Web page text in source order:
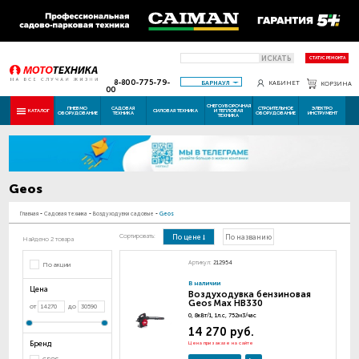
ИСКАТЬ СТАТУС РЕМОНТА
8-800-775-79-
00
БАРНАУЛ КАБИНЕТ КОРЗИНА
КАТАЛОГ ПНЕВМО
ОБОРУДОВАНИЕ
САДОВАЯ
ТЕХНИКА СИЛОВАЯ ТЕХНИКА
СНЕГОУБОРОЧНАЯ
И ТЕПЛОВАЯ
ТЕХНИКА
СТРОИТЕЛЬНОЕ
ОБОРУДОВАНИЕ
ЭЛЕКТРО
ИНСТРУМЕНТ
Geos
Главная - Садовая техника - Воздуходувки садовые - Geos
Найдено 2 товара
По акции
Цена
от до
Бренд
Сортировать: По цене По названию
Артикул: 212954
В наличии
Воздуходувка бензиновая
Geos Max HB330
0, 8кВт/1, 1л.с, 752м3/час
14 270 руб.
Цена при заказе на сайте